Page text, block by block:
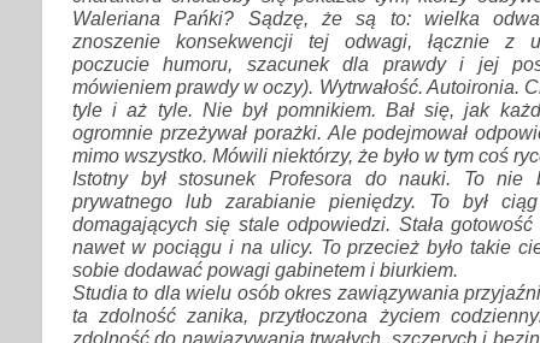
Waleriana Pańki? Sądzę, że są to: wielka
znoszenie konsekwencji tej odwagi, łącznie z
poczucie humoru, szacunek dla prawdy i jej
mówieniem prawdy w oczy). Wytrwałość. Autoironia.
tyle i aż tyle. Nie był pomnikiem. Bał się, jak
ogromnie przeżywał porażki. Ale podejmował
mimo wszystko. Mówili niektórzy, że było w tym coś
Istotny był stosunek Profesora do nauki. To nie
prywatnego lub zarabianie pieniędzy. To był
domagających się stale odpowiedzi. Stała
nawet w pociągu i na ulicy. To przecież było takie
sobie dodawać powagi gabinetem i biurkiem.
Studia to dla wielu osób okres zawiązywania
ta zdolność zanika, przytłoczona życiem
zdolność do nawiązywania trwałych, szczerych i